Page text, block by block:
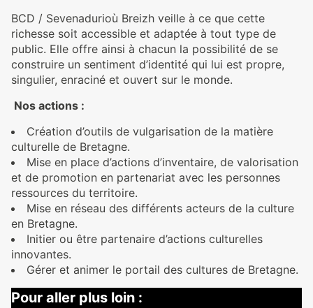
BCD / Sevenadurioù Breizh veille à ce que cette
richesse soit accessible et adaptée à tout type de
public. Elle offre ainsi à chacun la possibilité de se
construire un sentiment d’identité qui lui est propre,
singulier, enraciné et ouvert sur le monde.
Nos actions :
Création d’outils de vulgarisation de la matière
culturelle de Bretagne.
Mise en place d’actions d’inventaire, de valorisation
et de promotion en partenariat avec les personnes
ressources du territoire.
Mise en réseau des différents acteurs de la culture
en Bretagne.
Initier ou être partenaire d’actions culturelles
innovantes.
Gérer et animer le portail des cultures de Bretagne.
Pour aller plus loin :